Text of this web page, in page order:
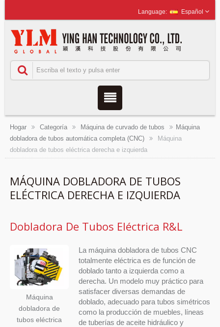
Español
Hogar Categoría Máquina de curvado de tubos
Máquina
dobladora de tubos automática completa (CNC)
Máquina
dobladora de tubos eléctrica derecha e izquierda
MÁQUINA DOBLADORA DE TUBOS
ELÉCTRICA DERECHA E IZQUIERDA
Dobladora De Tubos Eléctrica R&L
Máquina
dobladora de
tubos eléctrica
La máquina dobladora de tubos CNC
totalmente eléctrica es de función de
doblado tanto a izquierda como a
derecha. Un modelo muy práctico para
satisfacer diversas demandas de
doblado, adecuado para tubos simétricos
como la producción de muebles, líneas
de tuberías de aceite hidráulico y